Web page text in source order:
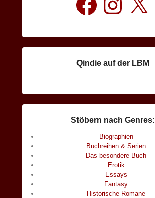
Qindie auf der LBM
Stöbern nach Genres:
Biographien
Buchreihen & Serien
Das besondere Buch
Erotik
Essays
Fantasy
Historische Romane